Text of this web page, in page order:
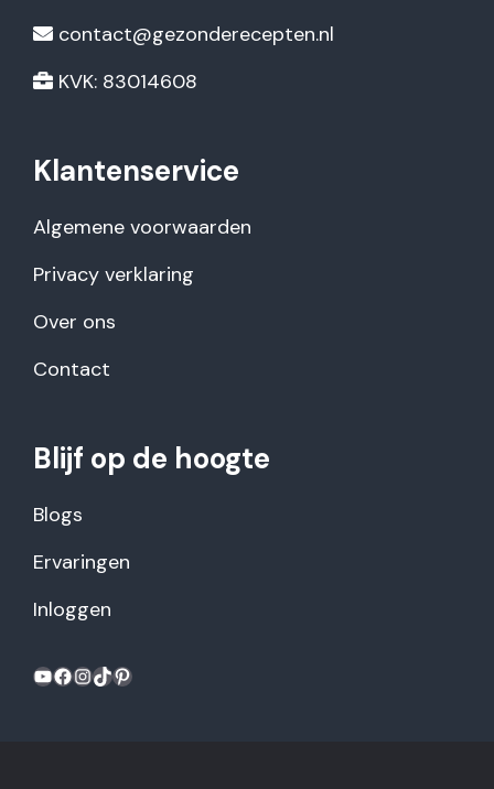
contact@gezonderecepten.nl
KVK: 83014608
Klantenservice
Algemene voorwaarden
Privacy verklaring
Over ons
Contact
Blijf op de hoogte
Blogs
Ervaringen
Inloggen